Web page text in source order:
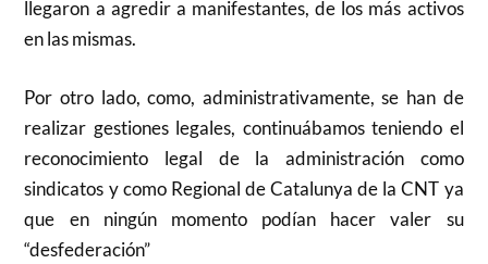
llegaron a agredir a manifestantes, de los más activos
en las mismas.
Por otro lado, como, administrativamente, se han de
realizar gestiones legales, continuábamos teniendo el
reconocimiento legal de la administración como
sindicatos y como Regional de Catalunya de la CNT ya
que en ningún momento podían hacer valer su
“desfederación”